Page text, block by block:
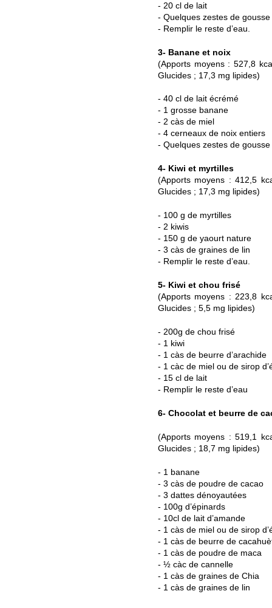
- 20 cl de lait
- Quelques zestes de
- Remplir le reste d’eau.
3- Banane et noix
(Apports moyens : 527,8
Glucides ; 17,3 mg lipides)
- 40 cl de lait écrémé
- 1 grosse banane
- 2 càs de miel
- 4 cerneaux de noix entiers
- Quelques zestes de
4- Kiwi et myrtilles
(Apports moyens : 412,5
Glucides ; 17,3 mg lipides)
- 100 g de myrtilles
- 2 kiwis
- 150 g de yaourt nature
- 3 càs de graines de lin
- Remplir le reste d’eau.
5- Kiwi et chou frisé
(Apports moyens : 223,8
Glucides ; 5,5 mg lipides)
- 200g de chou frisé
- 1 kiwi
- 1 càs de beurre d’arachide
- 1 càc de miel ou de sirop
- 15 cl de lait
- Remplir le reste d’eau
6- Chocolat et beurre de
(Apports moyens : 519,1
Glucides ; 18,7 mg lipides)
- 1 banane
- 3 càs de poudre de cacao
- 3 dattes dénoyautées
- 100g d’épinards
- 10cl de lait d’amande
- 1 càs de miel ou de sirop
- 1 càs de beurre de
- 1 càs de poudre de maca
- ½ càc de cannelle
- 1 càs de graines de Chia
- 1 càs de graines de lin